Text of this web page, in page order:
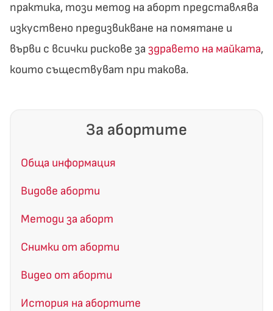
практика, този метод на аборт представлява
изкуствено предизвикване на помятане и
върви с всички рискове заздравето на майката,
които съществуват при такова.
За абортите
Обща информация
Видове аборти
Методи за аборт
Снимки от аборти
Видео от аборти
История на абортите